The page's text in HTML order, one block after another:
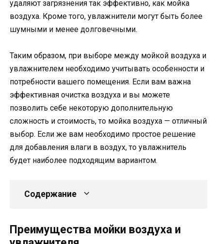
удаляют загрязнения так эффективно, как мойка
воздуха. Кроме того, увлажнители могут быть более
шумными и менее долговечными.
Таким образом, при выборе между мойкой воздуха и
увлажнителем необходимо учитывать особенности и
потребности вашего помещения. Если вам важна
эффективная очистка воздуха и вы можете
позволить себе некоторую дополнительную
сложность и стоимость, то мойка воздуха — отличный
выбор. Если же вам необходимо простое решение
для добавления влаги в воздух, то увлажнитель
будет наиболее подходящим вариантом.
Содержание
Преимущества мойки воздуха и